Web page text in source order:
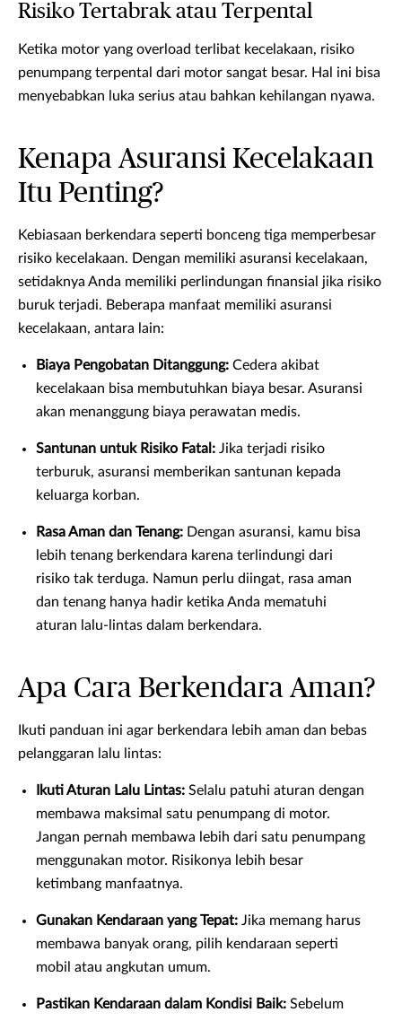
Risiko Tertabrak atau Terpental
Ketika motor yang overload terlibat kecelakaan, risiko
penumpang terpental dari motor sangat besar. Hal ini bisa
menyebabkan luka serius atau bahkan kehilangan nyawa.
Kenapa Asuransi Kecelakaan
Itu Penting?
Kebiasaan berkendara seperti bonceng tiga memperbesar
risiko kecelakaan. Dengan memiliki asuransi kecelakaan,
setidaknya Anda memiliki perlindungan finansial jika risiko
buruk terjadi. Beberapa manfaat memiliki asuransi
kecelakaan, antara lain:
Biaya Pengobatan Ditanggung: Cedera akibat
kecelakaan bisa membutuhkan biaya besar. Asuransi
akan menanggung biaya perawatan medis.
Santunan untuk Risiko Fatal: Jika terjadi risiko
terburuk, asuransi memberikan santunan kepada
keluarga korban.
Rasa Aman dan Tenang: Dengan asuransi, kamu bisa
lebih tenang berkendara karena terlindungi dari
risiko tak terduga. Namun perlu diingat, rasa aman
dan tenang hanya hadir ketika Anda mematuhi
aturan lalu-lintas dalam berkendara.
Apa Cara Berkendara Aman?
Ikuti panduan ini agar berkendara lebih aman dan bebas
pelanggaran lalu lintas:
Ikuti Aturan Lalu Lintas: Selalu patuhi aturan dengan
membawa maksimal satu penumpang di motor.
Jangan pernah membawa lebih dari satu penumpang
menggunakan motor. Risikonya lebih besar
ketimbang manfaatnya.
Gunakan Kendaraan yang Tepat: Jika memang harus
membawa banyak orang, pilih kendaraan seperti
mobil atau angkutan umum.
Pastikan Kendaraan dalam Kondisi Baik: Sebelum